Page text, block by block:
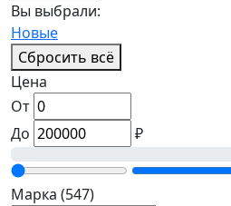
Вы выбрали:
Новые
Сбросить всё
Цена
От
До
₽
Марка (547)